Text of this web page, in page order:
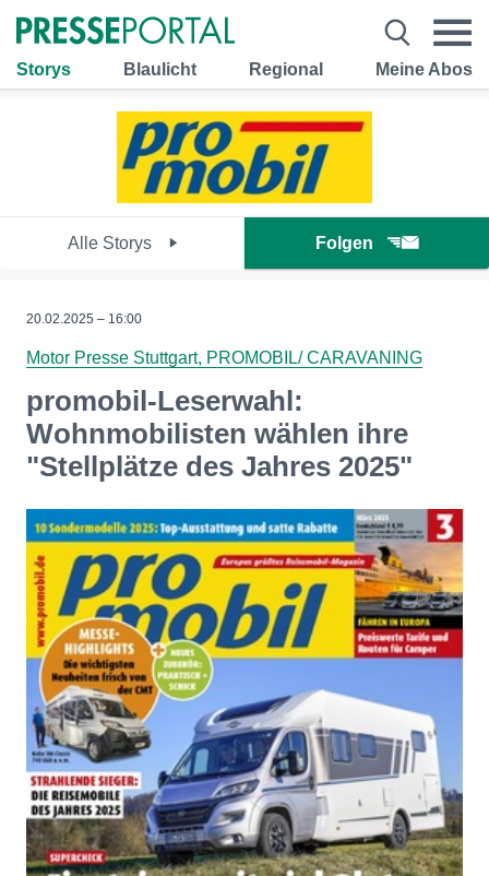
Storys Blaulicht Regional Meine Abos
Alle Storys Folgen
20.02.2025 – 16:00
Motor Presse Stuttgart, PROMOBIL/ CARAVANING
promobil-Leserwahl:
Wohnmobilisten wählen ihre
"Stellplätze des Jahres 2025"